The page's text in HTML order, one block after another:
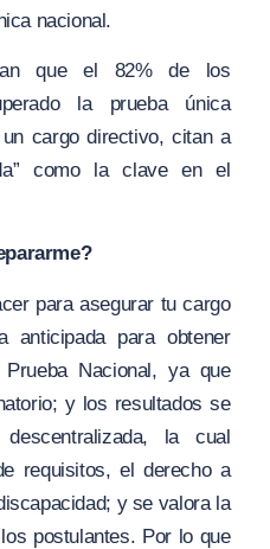
nacional.
que el 82% de los
la prueba única
cargo directivo, citan a
como la clave en el
para asegurar tu cargo
anticipada para obtener
Nacional, ya que
y los resultados se
la cual
requisitos, el derecho a
y se valora la
postulantes. Por lo que